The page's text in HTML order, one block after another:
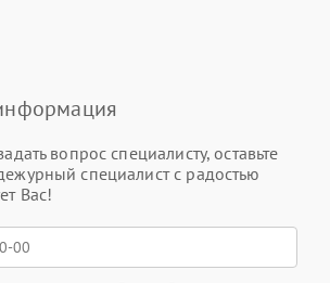
вопрос специалисту, оставьте
специалист с радостью
Вас!